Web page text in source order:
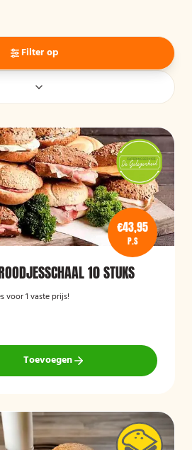
Filter op
€43,95
P.S
10 STUKS
voor 1 vaste prijs!
Toevoegen